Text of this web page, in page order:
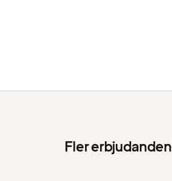
Fler erbjudanden